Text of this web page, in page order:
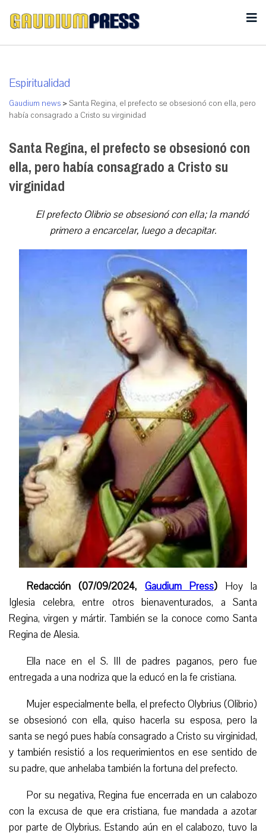
Espiritualidad
Gaudium news >Santa Regina, el prefecto se obsesionó con ella, pero
había consagrado a Cristo su virginidad
Santa Regina, el prefecto se obsesionó con
ella, pero había consagrado a Cristo su
virginidad
El prefecto Olibrio se obsesionó con ella; la mandó
primero a encarcelar, luego a decapitar.
Redacción (07/09/2024, Gaudium Press)
Hoy la
Iglesia celebra, entre otros bienaventurados, a Santa
Regina, virgen y mártir. También se la conoce como Santa
Regina de Alesia.
Ella nace en el S. III de padres paganos, pero fue
entregada a una nodriza que la educó en la fe cristiana.
Mujer especialmente bella, el prefecto Olybrius (Olibrio)
se obsesionó con ella, quiso hacerla su esposa, pero la
santa se negó pues había consagrado a Cristo su virginidad,
y también resistió a los requerimientos en ese sentido de
su padre, que anhelaba también la fortuna del prefecto.
Por su negativa, Regina fue encerrada en un calabozo
con la excusa de que era cristiana, fue mandada a azotar
por parte de Olybrius. Estando aún en el calabozo, tuvo la